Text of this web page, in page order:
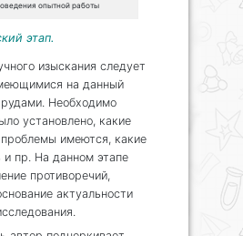
опытной работы
этап.
изыскания следует
на данный
Необходимо
установлено, какие
имеются, какие
и пр. На данном этапе
противоречий,
актуальности